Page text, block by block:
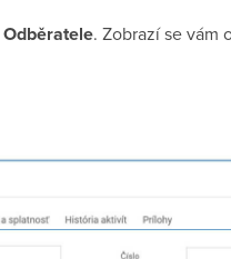
Odběratele. Zobrazí se vám